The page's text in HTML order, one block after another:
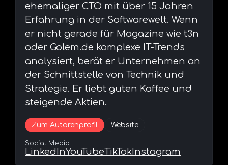
ehemaliger CTO mit über 15 Jahren
Erfahrung in der Softwarewelt. Wenn
er nicht gerade für Magazine wie t3n
oder Golem.de komplexe IT-Trends
analysiert, berät er Unternehmen an
der Schnittstelle von Technik und
Strategie. Er liebt guten Kaffee und
steigende Aktien.
Zum Autorenprofil Website
Social Media:
LinkedInYouTubeTikTokInstagram